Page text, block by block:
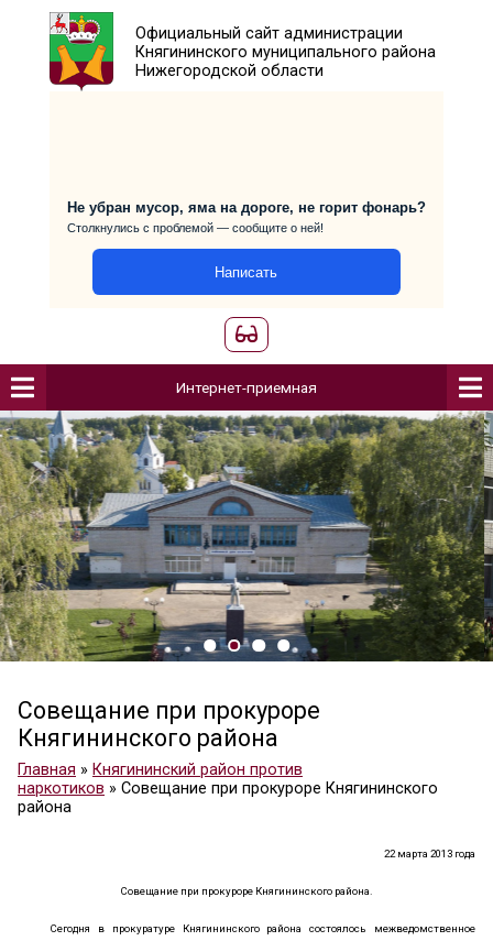
Официальный сайт
Княгининского муниципального
Не убран мусор, яма на дороге, не горит
Интернет-приемная
Совещание при прокуроре
Княгининского района